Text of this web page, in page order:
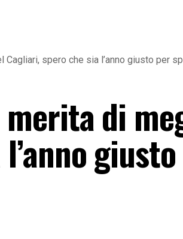
Cagliari, spero che sia l’anno giusto per
merita di